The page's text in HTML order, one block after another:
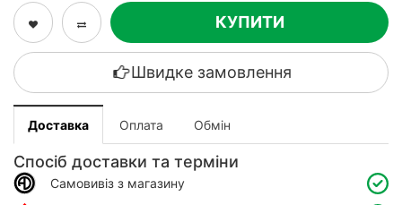
КУПИТИ
Швидке замовлення
Доставка Оплата Обмін
Спосіб доставки та терміни
Самовивіз з магазину